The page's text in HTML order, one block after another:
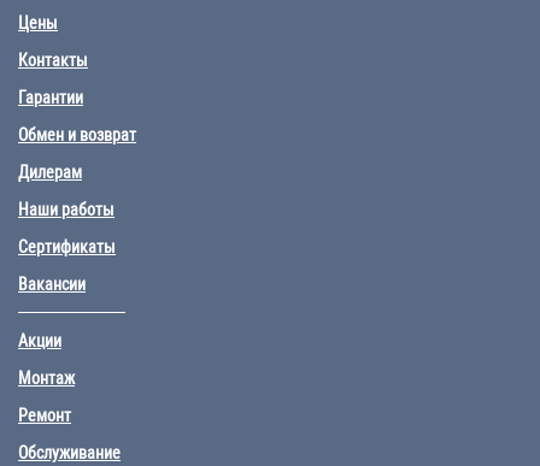
Цены
Контакты
Гарантии
Обмен и возврат
Дилерам
Наши работы
Сертификаты
Вакансии
Акции
Монтаж
Ремонт
Обслуживание